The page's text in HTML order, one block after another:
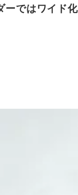
ーではワイド